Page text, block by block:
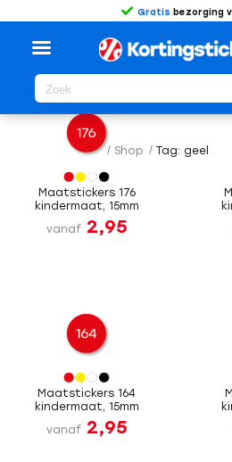
Gratis bezorging
/ Shop / Tag: geel
Maatstickers 176
kindermaat, 15mm
vanaf 2,95
Maatstickers 164
kindermaat, 15mm
vanaf 2,95